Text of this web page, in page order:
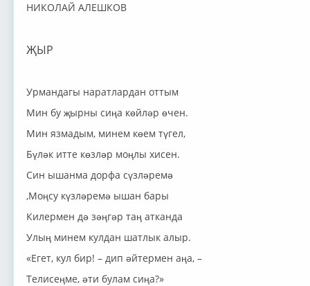
⁣НИКОЛАЙ АЛЕШКОВ
ҖЫР
Урмандагы наратлардан оттым
Мин бу җырны сиңа көйләр өчен.
Мин язмадым, минем көем түгел,
Бүләк итте көзләр моңлы хисен.
Син ышанма дорфа сүзләремә
,Моңсу күзләремә ышан бары
Килермен дә зәңгәр таң атканда
Улың минем кулдан шатлык алыр.
«Егет, кул бир! – дип әйтермен аңа, –
Телисеңме, әти булам сиңа?»